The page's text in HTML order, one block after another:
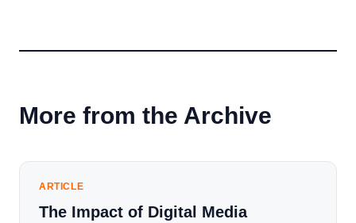
More from the Archive
ARTICLE
The Impact of Digital Media